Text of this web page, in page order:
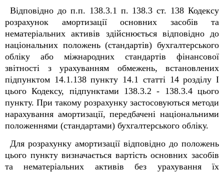
Відповідно до п.п. 138.3.1 п. 138.3 ст. 138 Кодексу
розрахунок амортизації основних засобів та
нематеріальних активів здійснюється відповідно до
національних положень (стандартів) бухгалтерського
обліку або міжнародних стандартів фінансової
звітності з урахуванням обмежень, встановлених
підпунктом 14.1.138 пункту 14.1 статті 14 розділу I
цього Кодексу, підпунктами 138.3.2 - 138.3.4 цього
пункту. При такому розрахунку застосовуються методи
нарахування амортизації, передбачені національними
положеннями (стандартами) бухгалтерського обліку.
Для розрахунку амортизації відповідно до положень
цього пункту визначається вартість основних засобів
та нематеріальних активів без урахування їх